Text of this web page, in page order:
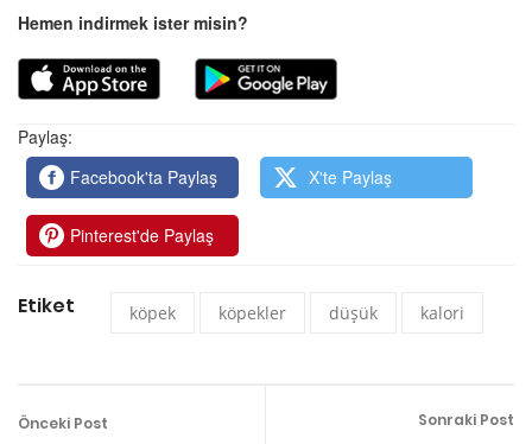
Hemen indirmek ister misin?
Paylaş:
Facebook'ta Paylaş
X'te Paylaş
Pinterest'de Paylaş
Etiket köpek köpekler düşük kalori
Önceki Post Sonraki Post